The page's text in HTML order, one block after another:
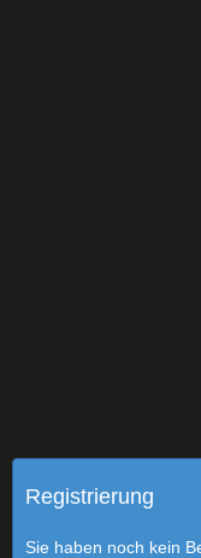
Registrierung
Sie haben noch kein